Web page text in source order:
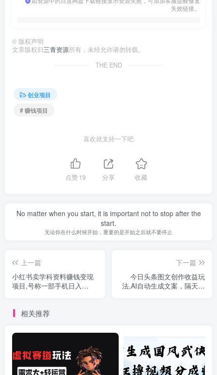
失效链接。
© 版权声明
文章版权归三青资源所有，未经允许请勿转载。
THE END
创业项目
# 赚钱项目
喜欢就支持一下吧
点赞19 分享 收藏
No matter when you start, it is important not to stop after the
start.
无论你在什么时候开始，重要的是开始之后就不要停止
上一篇
小红书卖学科资料赚钱变现
项目,号称一部手机日入
下一篇
今日头条图文创作收益玩
法,AI自动生成文案，隔天见
相关推荐